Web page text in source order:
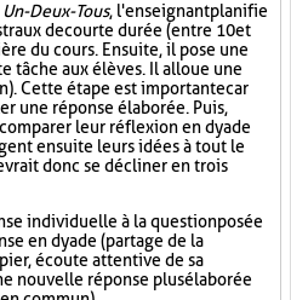
Un-Deux-Tous, l'enseignant planifie
de courte durée (entre 10 et
du cours. Ensuite, il pose une
tâche aux élèves. Il alloue une
Cette étape est importante car
une réponse élaborée. Puis,
leur réflexion en dyade
ensuite leurs idées à tout le
donc se décliner en trois
individuelle à la question posée
en dyade (partage de la
écoute attentive de sa
nouvelle réponse plus élaborée